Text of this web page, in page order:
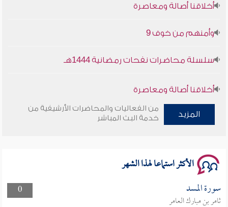
أخلاقنا أصالة ومعاصرة
وأمنهم من خوف 9
سلسلة محاضرات نفحات رمضانية 1444هـ
أخلاقنا أصالة ومعاصرة
وأمنهم من خوف 9
المزيد
من الفعاليات والمحاضرات الأرشيفية من
خدمة البث المباشر
الأكثر استماعا لهذا الشهر
0 سورة المسد
ثامر بن مبارك العامر